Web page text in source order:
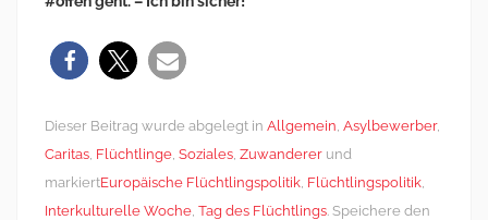
Dieser Beitrag wurde abgelegt in Allgemein, Asylbewerber,
Caritas, Flüchtlinge, Soziales, Zuwanderer und
markiertEuropäische Flüchtlingspolitik, Flüchtlingspolitik,
Interkulturelle Woche, Tag des Flüchtlings. Speichere den